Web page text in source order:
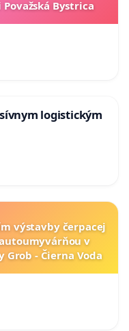
Považská Bystrica
logistickým
výstavby čerpacej
v
Grob - Čierna Voda